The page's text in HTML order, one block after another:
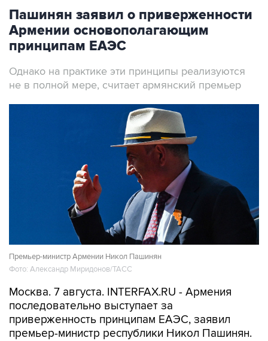
Пашинян заявил о приверженности
Армении основополагающим
принципам ЕАЭС
Однако на практике эти принципы реализуются
не в полной мере, считает армянский премьер
Премьер-министр Армении Никол Пашинян
Фото: Александр Миридонов/ТАСС
Москва. 7 августа. INTERFAX.RU - Армения
последовательно выступает за
приверженность принципам ЕАЭС, заявил
премьер-министр республики Никол Пашинян.